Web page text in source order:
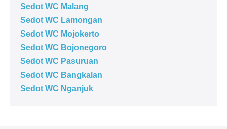
Sedot WC Malang
Sedot WC Lamongan
Sedot WC Mojokerto
Sedot WC Bojonegoro
Sedot WC Pasuruan
Sedot WC Bangkalan
Sedot WC Nganjuk